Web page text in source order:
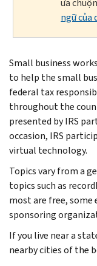
ngữ của
Small business
to help the small
federal tax
throughout the
presented by IRS
occasion, IRS
virtual technology.
Topics vary from a
topics such as
most are free, some
sponsoring
If you live near a
nearby cities of the